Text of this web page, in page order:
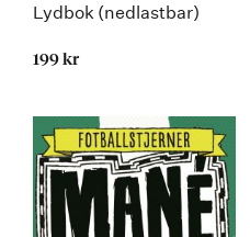
Lydbok (nedlastbar)
199 kr